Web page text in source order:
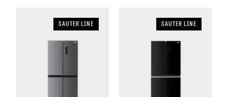
sauter LINE
sauter LINE